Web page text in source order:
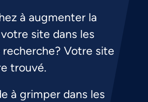
à augmenter la
site dans les
Votre site
trouvé.
à grimper dans les